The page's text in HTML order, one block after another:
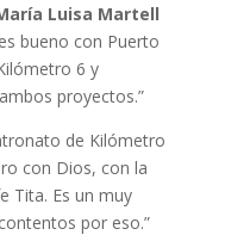
Luisa Martell
bueno con Puerto
6 y
proyectos.”
de Kilómetro
con Dios, con la
Tita. Es un muy
por eso.”